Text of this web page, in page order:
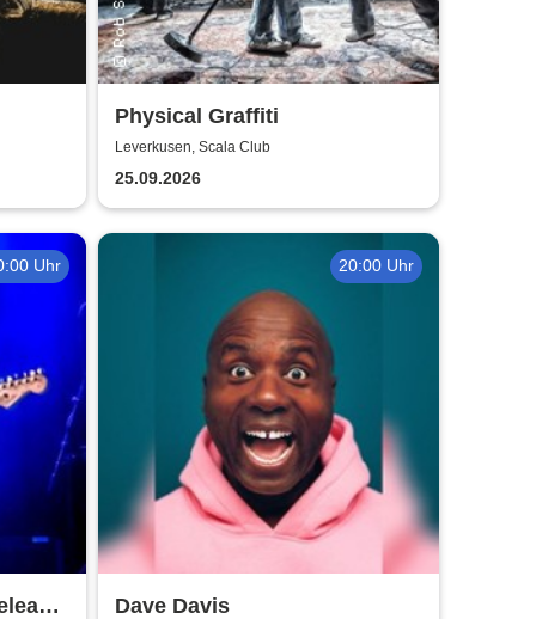
Physical Graffiti
Leverkusen, Scala Club
25.09.2026
Uhr 20:00 Uhr
Dave Davis